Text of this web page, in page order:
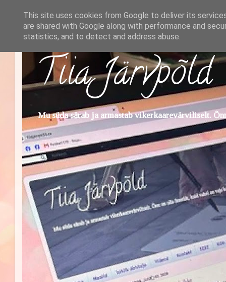
Tiia Järvpõld
Mu süda särab ja armastab vikerkaarevärviliselt.
This site uses cookies from Google to deliver its
are shared with Google along with performance and
statistics, and to detect and address abuse.